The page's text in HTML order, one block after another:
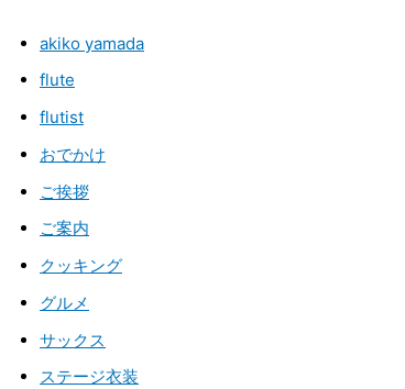
akiko yamada
flute
flutist
おでかけ
ご挨拶
ご案内
クッキング
グルメ
サックス
ステージ衣装